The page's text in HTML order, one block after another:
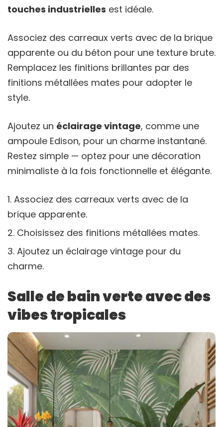
touches industrielles est idéale.
Associez des carreaux verts avec de la brique
apparente ou du béton pour une texture brute.
Remplacez les finitions brillantes par des
finitions métallées mates pour adopter le
style.
Ajoutez un éclairage vintage, comme une
ampoule Edison, pour un charme instantané.
Restez simple — optez pour une décoration
minimaliste à la fois fonctionnelle et élégante.
Associez des carreaux verts avec de la
brique apparente.
Choisissez des finitions métallées mates.
Ajoutez un éclairage vintage pour du
charme.
Salle de bain verte avec des
vibes tropicales